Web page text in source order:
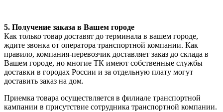
5. Получение заказа в Вашем городе
Как только товар доставят до терминала в вашем городе,
ждите звонка от оператора транспортной компании. Как
правило, компания-перевозчик доставляет заказ до склада в
Вашем городе, но многие ТК имеют собственные службы
доставки в городах России и за отдельную плату могут
доставить заказ на дом.
Приемка товара осуществляется в филиале транспортной
кампании в присутствие сотрудника транспортной компании.